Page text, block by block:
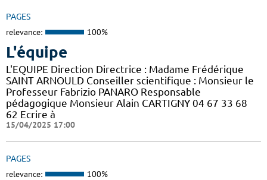
PAGES
relevance: 100%
L'équipe
L'EQUIPE Direction Directrice : Madame Frédérique
SAINT ARNOULD Conseiller scientifique : Monsieur le
Professeur Fabrizio PANARO Responsable
pédagogique Monsieur Alain CARTIGNY 04 67 33 68
62 Ecrire à
15/04/2025 17:00
PAGES
relevance: 100%